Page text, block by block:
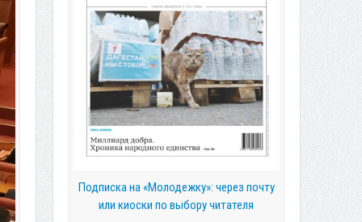
Подписка на «Молодежку»: через почту
или киоски по выбору читателя